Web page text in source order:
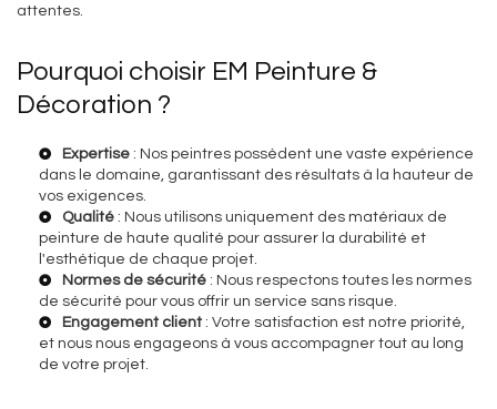
attentes.
Pourquoi choisir EM Peinture &
Décoration ?
Expertise : Nos peintres possèdent une vaste expérience
dans le domaine, garantissant des résultats à la hauteur de
vos exigences.
Qualité : Nous utilisons uniquement des matériaux de
peinture de haute qualité pour assurer la durabilité et
l'esthétique de chaque projet.
Normes de sécurité : Nous respectons toutes les normes
de sécurité pour vous offrir un service sans risque.
Engagement client : Votre satisfaction est notre priorité,
et nous nous engageons à vous accompagner tout au long
de votre projet.